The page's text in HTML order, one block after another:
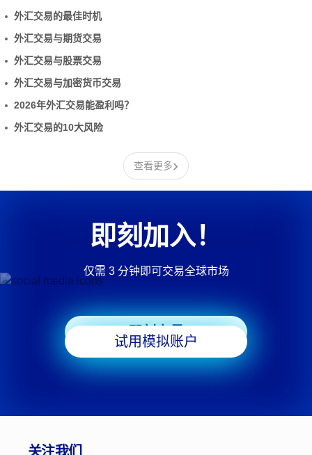
外汇交易的最佳时机
外汇交易与期货交易
外汇交易与股票交易
外汇交易与加密货币交易
2026年外汇交易能盈利吗？
外汇交易的10大风险
查看更多›
即刻加入！
仅需 3 分钟即可交易全球市场
即刻交易
试用模拟账户
关注我们